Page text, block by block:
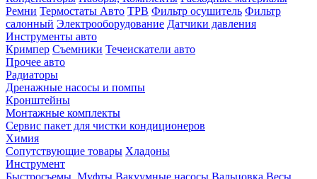
Ремни Термостаты Авто ТРВ Фильтр осушитель Фильтр
салонный Электрооборудование Датчики давления
Инструменты авто
Кримпер Съемники Течеискатели авто
Прочее авто
Радиаторы
Дренажные насосы и помпы
Кронштейны
Монтажные комплекты
Сервис пакет для чистки кондиционеров
Химия
Сопутствующие товары Хладоны
Инструмент
Быстросъемы, Муфты Вакуумные насосы Вальцовка Весы